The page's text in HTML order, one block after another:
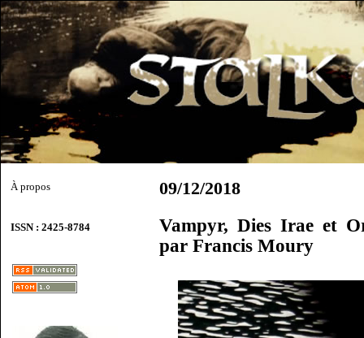
À propos
ISSN : 2425-8784
09/12/2018
Vampyr, Dies Irae et
par Francis Moury